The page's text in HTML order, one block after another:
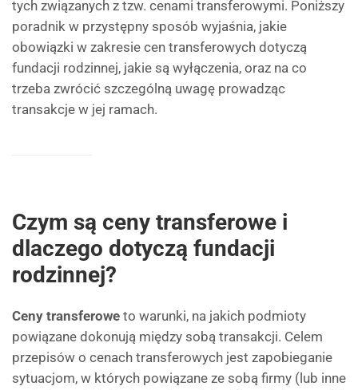
tych związanych z tzw. cenami transferowymi. Poniższy
poradnik w przystępny sposób wyjaśnia, jakie
obowiązki w zakresie cen transferowych dotyczą
fundacji rodzinnej, jakie są wyłączenia, oraz na co
trzeba zwrócić szczególną uwagę prowadząc
transakcje w jej ramach.
Czym są ceny transferowe i
dlaczego dotyczą fundacji
rodzinnej?
Ceny transferowe to warunki, na jakich podmioty
powiązane dokonują między sobą transakcji. Celem
przepisów o cenach transferowych jest zapobieganie
sytuacjom, w których powiązane ze sobą firmy (lub inne